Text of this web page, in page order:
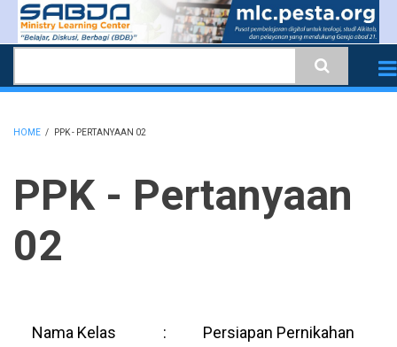
Skip
content
HOME / PPK - PERTANYAAN 02
PPK - Pertanyaan
02
Nama Kelas :
Persiapan Pernikahan